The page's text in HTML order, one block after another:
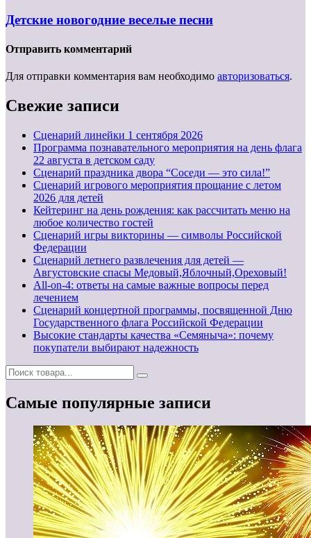
Детские новогодние веселые песни
Отправить комментарий
Для отправки комментария вам необходимо авторизоваться.
Свежие записи
Cценарий линейки 1 сентября 2026
Программа познавательного мероприятия на день флага
22 августа в детском саду
Сценарий праздника двора “Соседи — это сила!”
Сценарий игрового мероприятия прощание с летом
2026 для детей
Кейтеринг на день рождения: как рассчитать меню на
любое количество гостей
Сценарий игры викторины — символы Российской
Федерации
Сценарий летнего развлечения для детей —
Августовские спасы Медовый,Яблочный,Ореховый!
All-on-4: ответы на самые важные вопросы перед
лечением
Сценарий концертной программы, посвященной Дню
Государственного флага Российской Федерации
Высокие стандарты качества «Семяныча»: почему
покупатели выбирают надежность
Самые популярные записи